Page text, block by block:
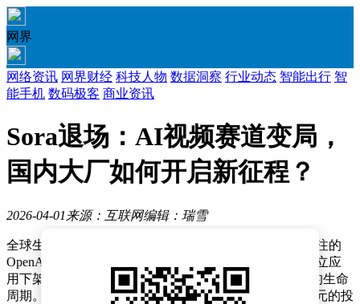
网界
网络资讯 网界财经 科技人物 数据洞察 行业动态 智能出行 智
能手机 数码极客 商业资讯
Sora退场：AI视频赛道变局，
国内大厂如何开启新征程？
2026-04-01 来源：互联网编辑：瑞雪
全球生成式AI视频领域迎来重大转折——曾引发全球关注的
OpenAI旗下视频生成工具Sora突然宣布全面关停，从独立应
用下架到API接口终止，仅用一纸公告便结束了25个月的生命
周期。这场猝不及防的退出，不仅让迪士尼价值10亿美元的投